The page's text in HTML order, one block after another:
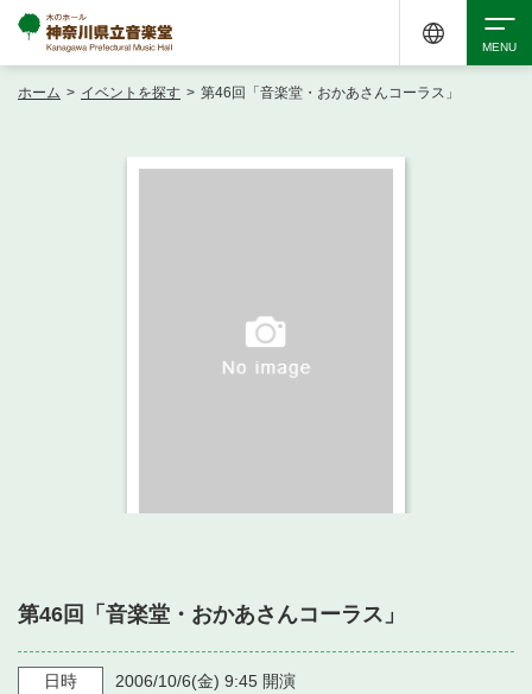
・ 空き状況
・ 抽選対象日
・ 音楽堂のご案内
神奈川県立音楽堂
SNS
ホーム > イベントを探す > 第46回「音楽堂・おかあさんコーラス」
第46回「音楽堂・おかあさんコーラス」
日時 2006/10/6(金) 9:45 開演